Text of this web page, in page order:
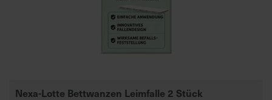
Nexa-Lotte Bettwanzen Leimfalle 2 Stück